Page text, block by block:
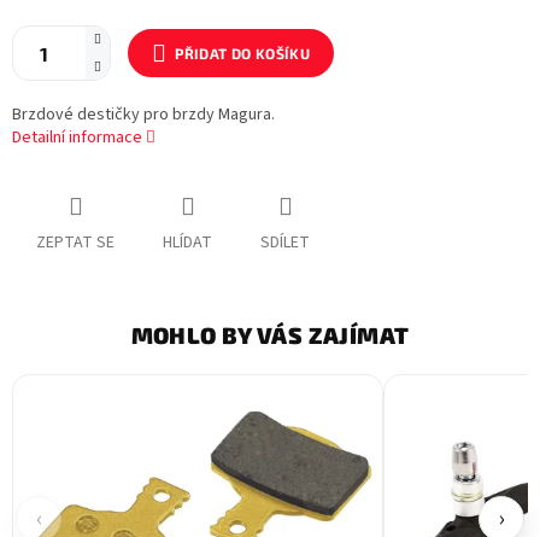
PŘIDAT DO KOŠÍKU
Brzdové destičky pro brzdy Magura.
Detailní informace
ZEPTAT SE HLÍDAT SDÍLET
MOHLO BY VÁS ZAJÍMAT
‹ ›